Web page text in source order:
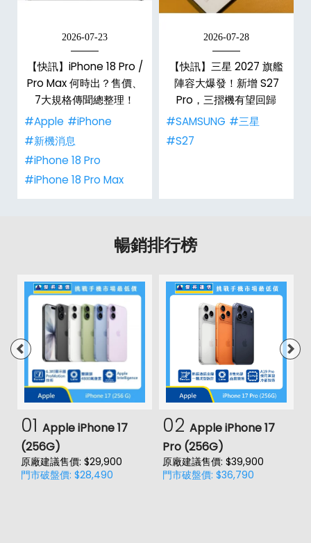
2026-07-23
【快訊】iPhone 18 Pro /
Pro Max 何時出？售價、
7大規格傳聞總整理！
#Apple #iPhone
#新機消息
#iPhone 18 Pro
#iPhone 18 Pro Max
2026-07-28
【快訊】三星 2027 旗艦
陣容大爆發！新增 S27
Pro，三摺機有望回歸
#SAMSUNG #三星
#S27
暢銷排行榜
01 Apple iPhone 17
(256G)
原廠建議售價: $29,900
門市破盤價: $28,490
02 Apple iPhone 17
Pro (256G)
原廠建議售價: $39,900
門市破盤價: $36,790